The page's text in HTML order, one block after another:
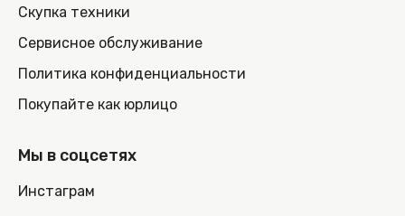
Скупка техники
Сервисное обслуживание
Политика конфиденциальности
Покупайте как юрлицо
Мы в соцсетях
Инстаграм